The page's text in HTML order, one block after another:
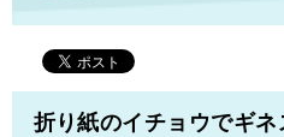
折り紙のイチョウでギ